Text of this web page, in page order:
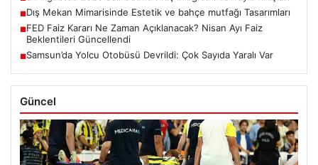
■Dış Mekan Mimarisinde Estetik ve bahçe mutfağı Tasarımları
■FED Faiz Kararı Ne Zaman Açıklanacak? Nisan Ayı Faiz
Beklentileri Güncellendi
■Samsun’da Yolcu Otobüsü Devrildi: Çok Sayıda Yaralı Var
Güncel